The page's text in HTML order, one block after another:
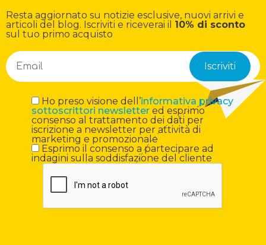
Resta aggiornato su notizie esclusive, nuovi arrivi e
articoli del blog. Iscriviti e riceverai il 10% di sconto
sul tuo primo acquisto
Ho preso visione dell’informativa privacy
sottoscrittori newslettered esprimo
consenso al trattamento dei dati per
iscrizione a newsletter per attività di
marketing e promozionale
Esprimo il consenso a partecipare ad
indagini sulla soddisfazione del cliente